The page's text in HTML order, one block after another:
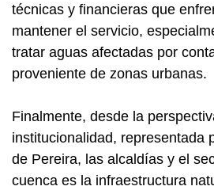
técnicas y financieras que
mantener el servicio,
tratar aguas afectadas por
proveniente de zonas urbanas.
Finalmente, desde la
institucionalidad, representada
de Pereira, las alcaldías y el
cuenca es la infraestructura